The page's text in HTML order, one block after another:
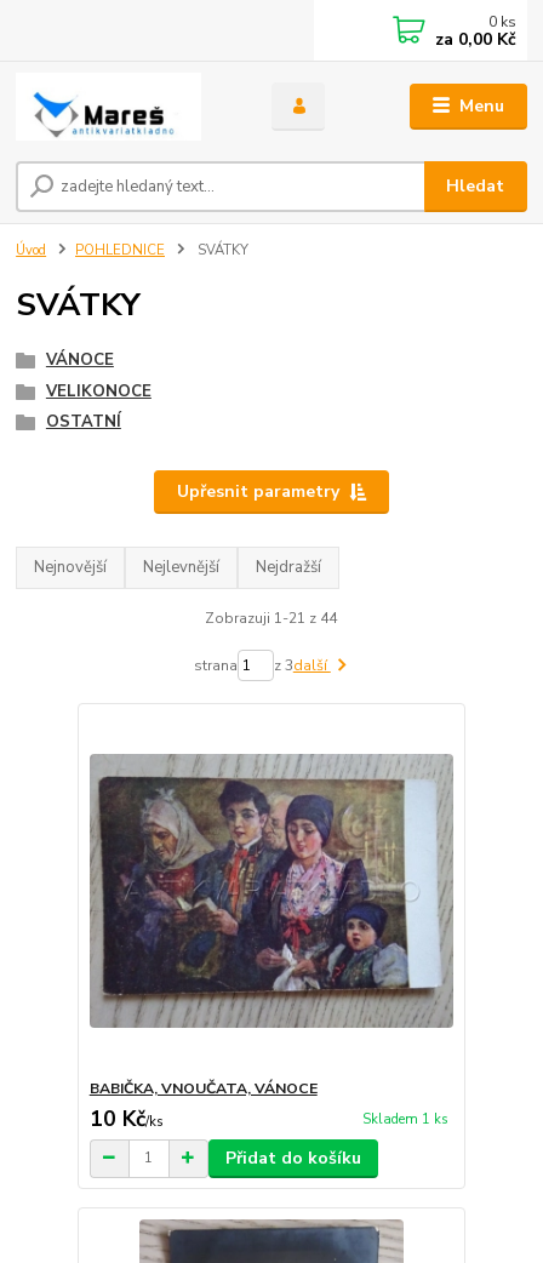
Menu
Hledat
0 ks
za 0,00 Kč
Úvod POHLEDNICE SVÁTKY
SVÁTKY
VÁNOCE
VELIKONOCE
OSTATNÍ
Upřesnit parametry
Nejnovější Nejlevnější Nejdražší
Zobrazuji 1-21 z 44
strana z 3další
BABIČKA, VNOUČATA, VÁNOCE
10 Kč/ks Skladem 1 ks
Přidat do košíku